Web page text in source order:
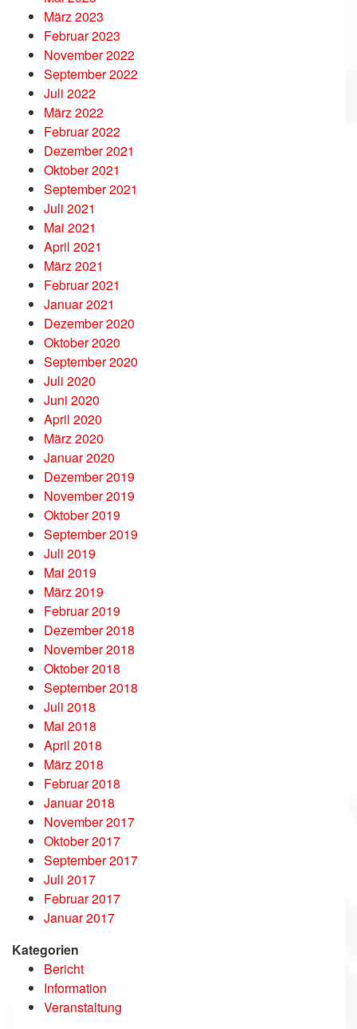
März 2023
Februar 2023
November 2022
September 2022
Juli 2022
März 2022
Februar 2022
Dezember 2021
Oktober 2021
September 2021
Juli 2021
Mai 2021
April 2021
März 2021
Februar 2021
Januar 2021
Dezember 2020
Oktober 2020
September 2020
Juli 2020
Juni 2020
April 2020
März 2020
Januar 2020
Dezember 2019
November 2019
Oktober 2019
September 2019
Juli 2019
Mai 2019
März 2019
Februar 2019
Dezember 2018
November 2018
Oktober 2018
September 2018
Juli 2018
Mai 2018
April 2018
März 2018
Februar 2018
Januar 2018
November 2017
Oktober 2017
September 2017
Juli 2017
Februar 2017
Januar 2017
Kategorien
Bericht
Information
Veranstaltung